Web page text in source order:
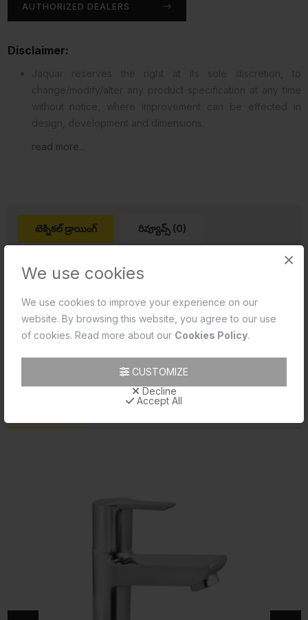
×
We use cookies
We use cookies to improve your experience on our
website. By browsing this website, you agree to our use
of cookies. Read more about our Cookies Policy.
CUSTOMIZE
Decline
Accept All
AUTHORIZED DEALERS
Disclaimer:
read more...
టెక్నికల్ డ్రాయింగ్ రివ్యూవ్స్ (0)
Product 2D PDF
Product 2D CAD
Product Data Sheet
Product Image